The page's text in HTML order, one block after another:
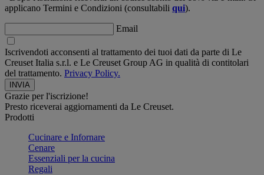
applicano Termini e Condizioni (consultabili qui).
Email
Iscrivendoti acconsenti al trattamento dei tuoi dati da parte di Le
Creuset Italia s.r.l. e Le Creuset Group AG in qualità di contitolari
del trattamento. Privacy Policy.
Grazie per l'iscrizione!
Presto riceverai aggiornamenti da Le Creuset.
Prodotti
Cucinare e Infornare
Cenare
Essenziali per la cucina
Regali